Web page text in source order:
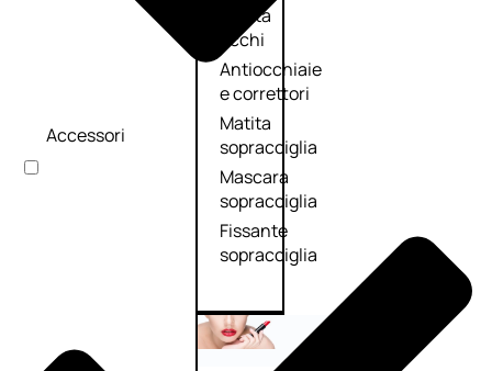
Matita
occhi
Antiocchiaie
e correttori
Matita
sopracciglia
Mascara
sopracciglia
Fissante
sopracciglia
Accessori